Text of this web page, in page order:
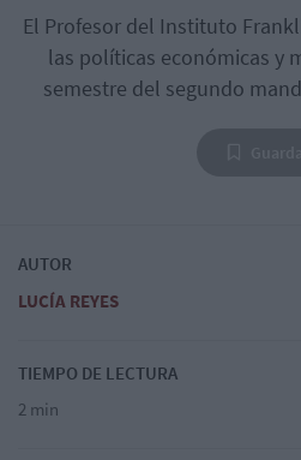
El Profesor del Instituto
las políticas económicas y
semestre del segundo
AUTOR
LUCÍA REYES
TIEMPO DE LECTURA
2 min